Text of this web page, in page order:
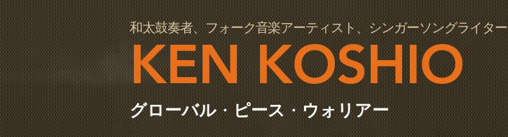
和太鼓奏者、フォーク音楽アーティスト、シンガーソングライター
KEN KOSHIO
グローバル・ ピース ・ウォリアー